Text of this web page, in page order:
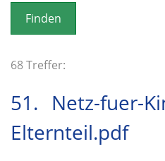
o
n
68 Treffer:
51. Netz-fuer-
Elternteil.pdf